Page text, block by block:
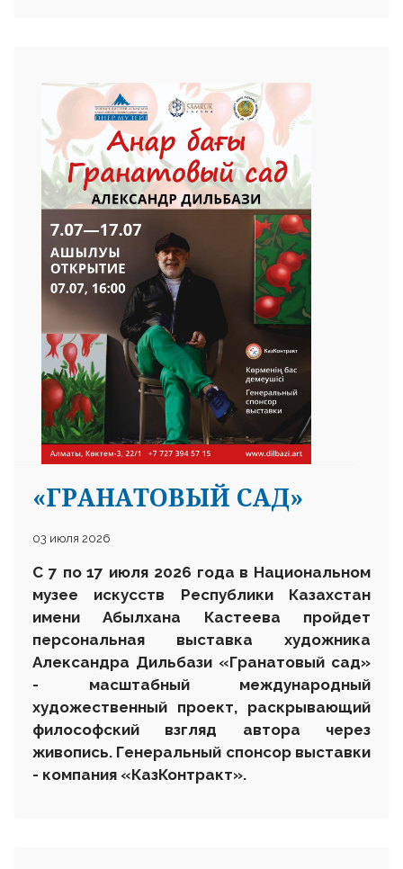
«ГРАНАТОВЫЙ САД»
03 июля 2026
С 7 по 17 июля 2026 года в Национальном
музее искусств Республики Казахстан
имени Абылхана Кастеева пройдет
персональная выставка художника
Александра Дильбази «Гранатовый сад»
- масштабный международный
художественный проект, раскрывающий
философский взгляд автора через
живопись. Генеральный спонсор выставки
- компания «КазКонтракт».